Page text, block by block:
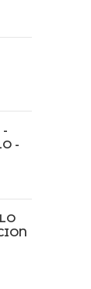
-
-